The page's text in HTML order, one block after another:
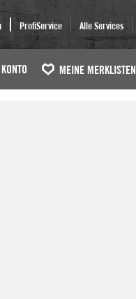
ProfiService Alle Services
MEINE MERKLISTEN